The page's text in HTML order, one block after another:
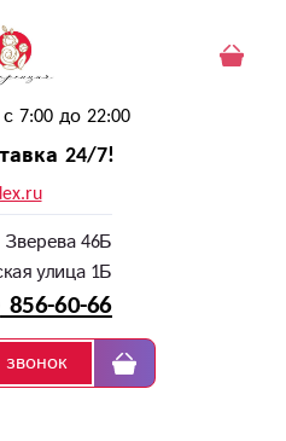
7:00 до 22:00
24/7!
46Б
улица 1Б
60-66